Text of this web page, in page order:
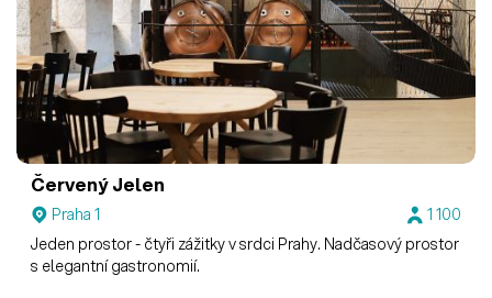
Červený Jelen
Praha 1
1 100
Jeden prostor - čtyři zážitky v srdci Prahy. Nadčasový prostor
s elegantní gastronomií.